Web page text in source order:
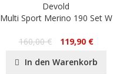
Devold
Multi Sport Merino 190 Set W
160,00 €
119,90 €
In den Warenkorb